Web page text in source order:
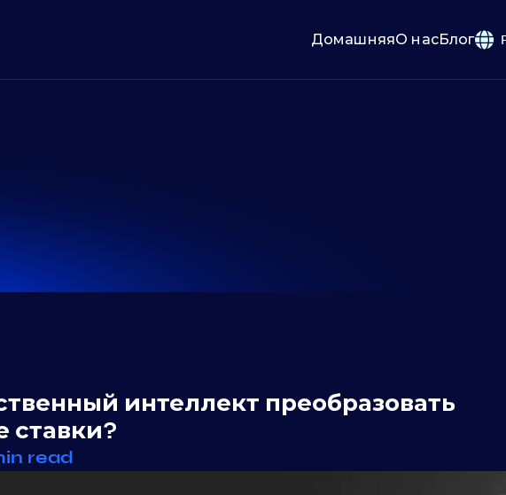
ДомашняяО насБлог
интеллект преобразовать
ставки?
read